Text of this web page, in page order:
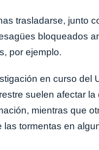
trasladarse, junto
bloqueados
por ejemplo.
en curso del
suelen afectar
mientras que
tormentas en